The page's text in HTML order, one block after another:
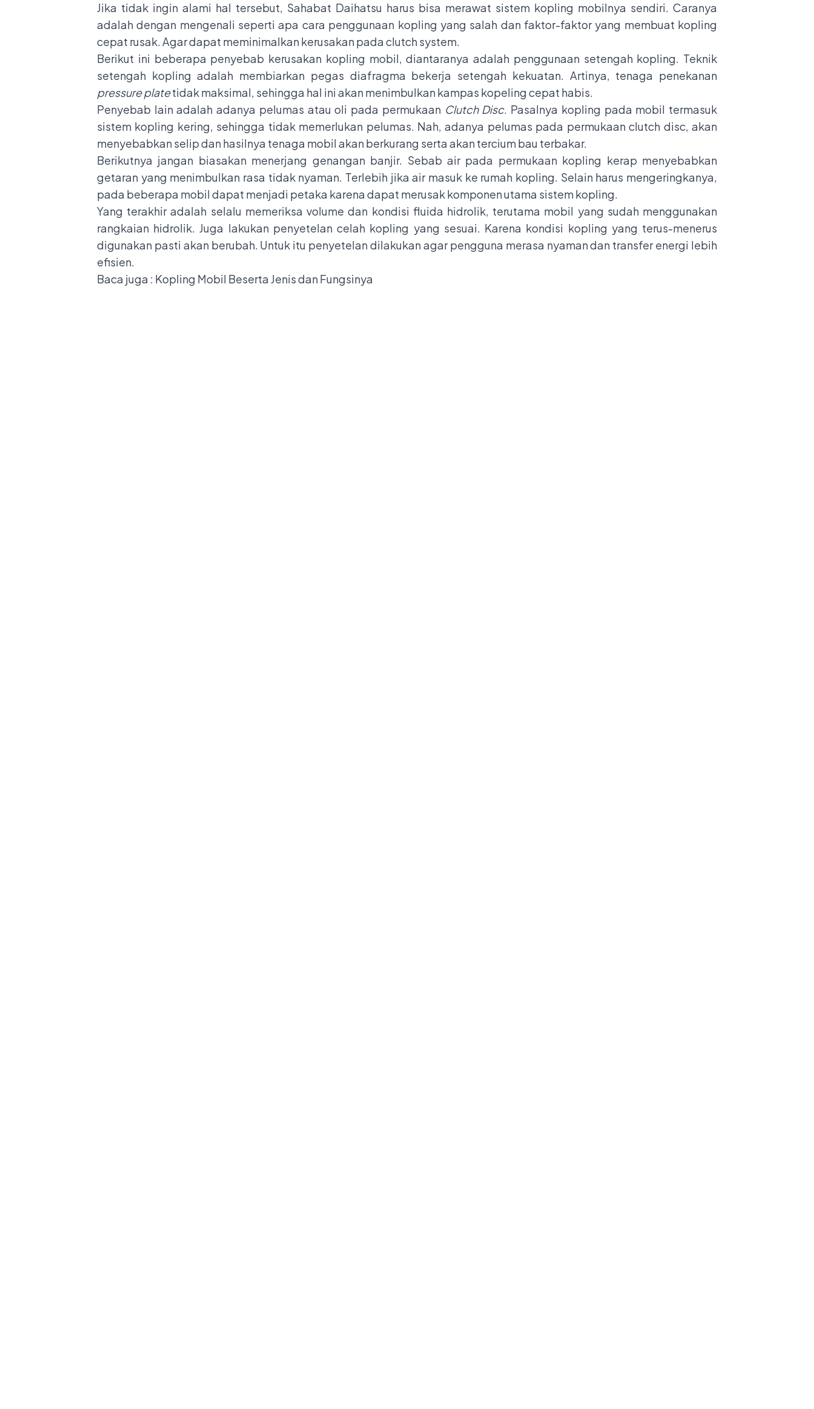
Jika tidak ingin alami hal tersebut, Sahabat Daihatsu harus bisa merawat sistem kopling mobilnya sendiri. Caranya
adalah dengan mengenali seperti apa cara penggunaan kopling yang salah dan faktor-faktor yang membuat kopling
cepat rusak. Agar dapat meminimalkan kerusakan pada clutch system.
Berikut ini beberapa penyebab kerusakan kopling mobil, diantaranya adalah penggunaan setengah kopling. Teknik
setengah kopling adalah membiarkan pegas diafragma bekerja setengah kekuatan. Artinya, tenaga penekanan
pressure platetidak maksimal, sehingga hal ini akan menimbulkan kampas kopeling cepat habis.
Penyebab lain adalah adanya pelumas atau oli pada permukaan Clutch Disc. Pasalnya kopling pada mobil termasuk
sistem kopling kering, sehingga tidak memerlukan pelumas. Nah, adanya pelumas pada permukaan clutch disc, akan
menyebabkan selip dan hasilnya tenaga mobil akan berkurang serta akan tercium bau terbakar.
Berikutnya jangan biasakan menerjang genangan banjir. Sebab air pada permukaan kopling kerap menyebabkan
getaran yang menimbulkan rasa tidak nyaman. Terlebih jika air masuk ke rumah kopling. Selain harus mengeringkanya,
pada beberapa mobil dapat menjadi petaka karena dapat merusak komponen utama sistem kopling.
Yang terakhir adalah selalu memeriksa volume dan kondisi fluida hidrolik, terutama mobil yang sudah menggunakan
rangkaian hidrolik. Juga lakukan penyetelan celah kopling yang sesuai. Karena kondisi kopling yang terus-menerus
digunakan pasti akan berubah. Untuk itu penyetelan dilakukan agar pengguna merasa nyaman dan transfer energi lebih
efisien.
Baca juga : Kopling Mobil Beserta Jenis dan Fungsinya